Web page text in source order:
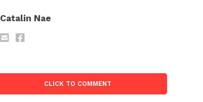
Catalin Nae
CLICK TO COMMENT